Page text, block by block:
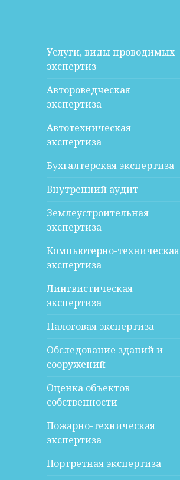
Услуги, виды проводимых
экспертиз
Автороведческая
экспертиза
Автотехническая
экспертиза
Бухгалтерская экспертиза
Внутренний аудит
Землеустроительная
экспертиза
Компьютерно-техническая
экспертиза
Лингвистическая
экспертиза
Налоговая экспертиза
Обследование зданий и
сооружений
Оценка объектов
собственности
Пожарно-техническая
экспертиза
Портретная экспертиза